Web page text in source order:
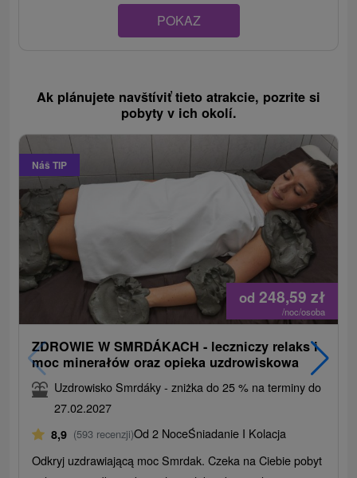
POKAZ
Ak plánujete navštíviť tieto atrakcie, pozrite si
pobyty v ich okolí.
Náš TIP
od 248,59zł
/noc/osoba
ZDROWIE W SMRDÁKACH - leczniczy relaks i
moc minerałów oraz opieka uzdrowiskowa
Uzdrowisko Smrdáky - zniżka do 25 % na terminy do
27.02.2027
8,9 (593 recenzji)Od 2 NoceŚniadanie I Kolacja
Odkryj uzdrawiającą moc Smrdak. Czeka na Ciebie pobyt